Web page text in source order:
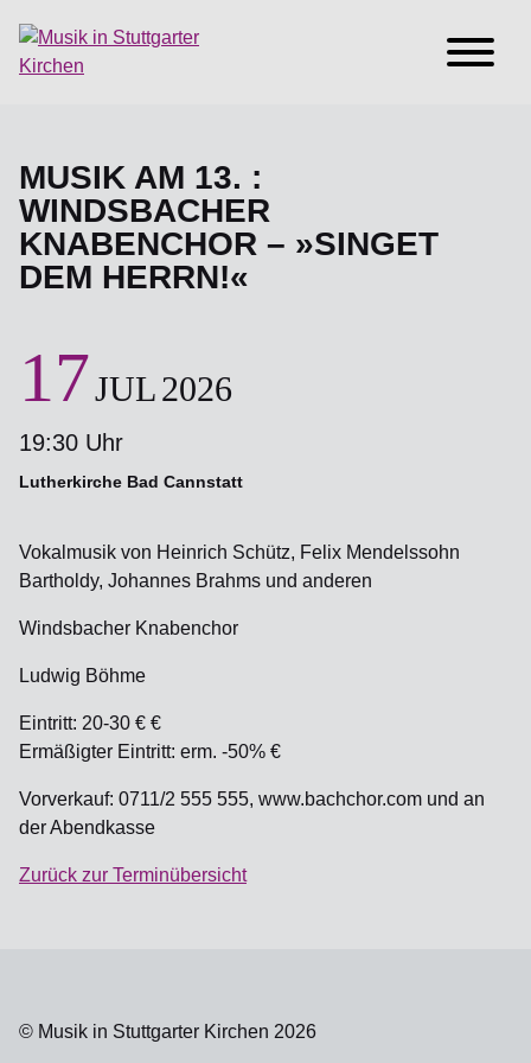
MUSIK AM 13. :
WINDSBACHER
KNABENCHOR – »SINGET
DEM HERRN!«
17JUL2026
19:30 Uhr
Lutherkirche Bad Cannstatt
Vokalmusik von Heinrich Schütz, Felix Mendelssohn
Bartholdy, Johannes Brahms und anderen
Windsbacher Knabenchor
Ludwig Böhme
Eintritt: 20-30 € €
Ermäßigter Eintritt: erm. -50% €
Vorverkauf: 0711/2 555 555, www.bachchor.com und an
der Abendkasse
Zurück zur Terminübersicht
© Musik in Stuttgarter Kirchen 2026